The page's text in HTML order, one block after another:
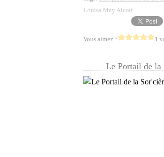
Louisa May Alcott
Vous aimez ? 1
Le Portail de la